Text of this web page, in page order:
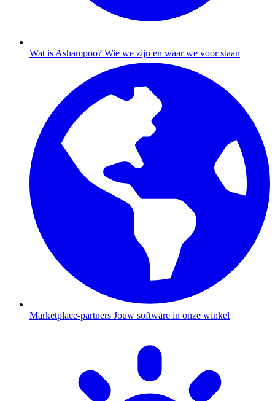
Wat is Ashampoo? Wie we zijn en waar we voor staan
Marketplace-partners Jouw software in onze winkel